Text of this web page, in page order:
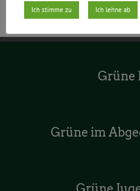
Grüne
Grüne im
Ich stimme zu Ich lehne ab